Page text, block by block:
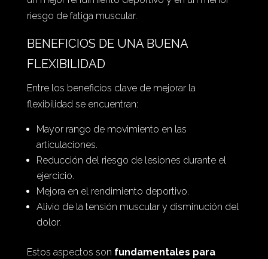
riesgo de fatiga muscular.
BENEFICIOS DE UNA BUENA
FLEXIBILIDAD
Entre los beneficios clave de mejorar la
flexibilidad se encuentran:
Mayor rango de movimiento en las
articulaciones.
Reducción del riesgo de lesiones durante el
ejercicio.
Mejora en el rendimiento deportivo.
Alivio de la tensión muscular y disminución del
dolor.
Estos aspectos son fundamentales para